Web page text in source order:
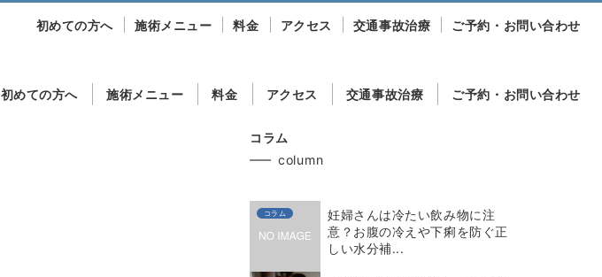
初めての方へ 施術メニュー 料金 アクセス 交通事故治療 ご予約・お問い合わせ
初めての方へ 施術メニュー 料金 アクセス 交通事故治療 ご予約・お問い合わせ
コラム
column
コラム
妊婦さんは冷たい飲み物に注
意？お腹の冷えや下痢を防ぐ正
しい水分補...